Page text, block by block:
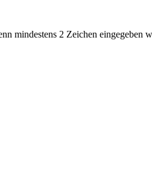
mindestens 2 Zeichen